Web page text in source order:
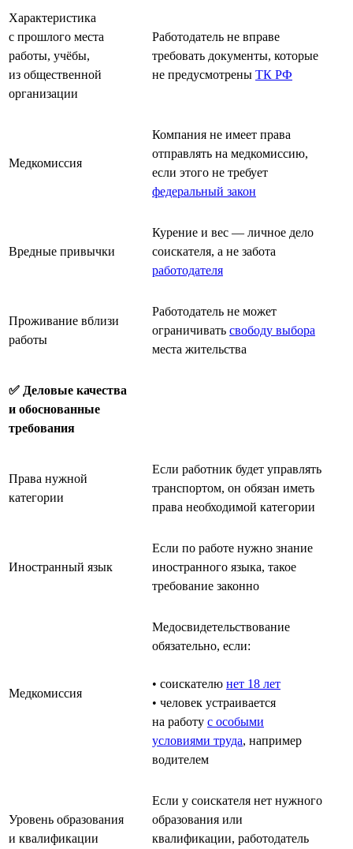
Характеристика
с прошлого места
работы, учёбы,
из общественной
организации
Работодатель не вправе
требовать документы, которые
не предусмотрены ТК РФ
Медкомиссия
Компания не имеет права
отправлять на медкомиссию,
если этого не требует
федеральный закон
Вредные привычки
Курение и вес — личное дело
соискателя, а не забота
работодателя
Проживание вблизи
работы
Работодатель не может
ограничивать свободу выбора
места жительства
✅ Деловые качества
и обоснованные
требования
Права нужной
категории
Если работник будет управлять
транспортом, он обязан иметь
права необходимой категории
Иностранный язык
Если по работе нужно знание
иностранного языка, такое
требование законно
Медкомиссия
Медосвидетельствование
обязательно, если:
• соискателю нет 18 лет
• человек устраивается
на работу с особыми
условиями труда, например
водителем
Уровень образования
и квалификации
Если у соискателя нет нужного
образования или
квалификации, работодатель